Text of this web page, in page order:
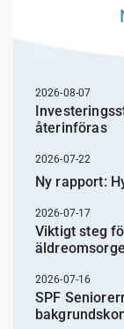
2026-08-07
återinföras
2026-07-22
Ny rapport:
2026-07-17
Viktigt steg
2026-07-16
SPF